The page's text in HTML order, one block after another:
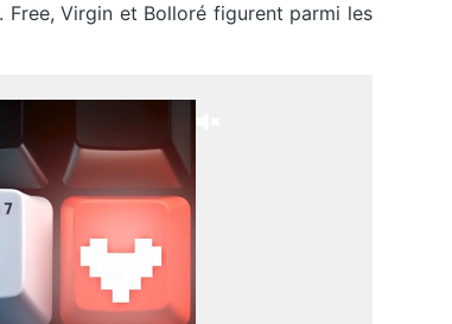
Virgin et Bolloré figurent parmi les